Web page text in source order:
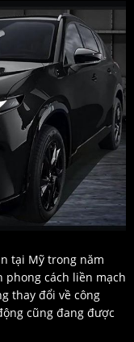
tại Mỹ trong năm
cách liền mạch
thay đổi về công
cũng đang được